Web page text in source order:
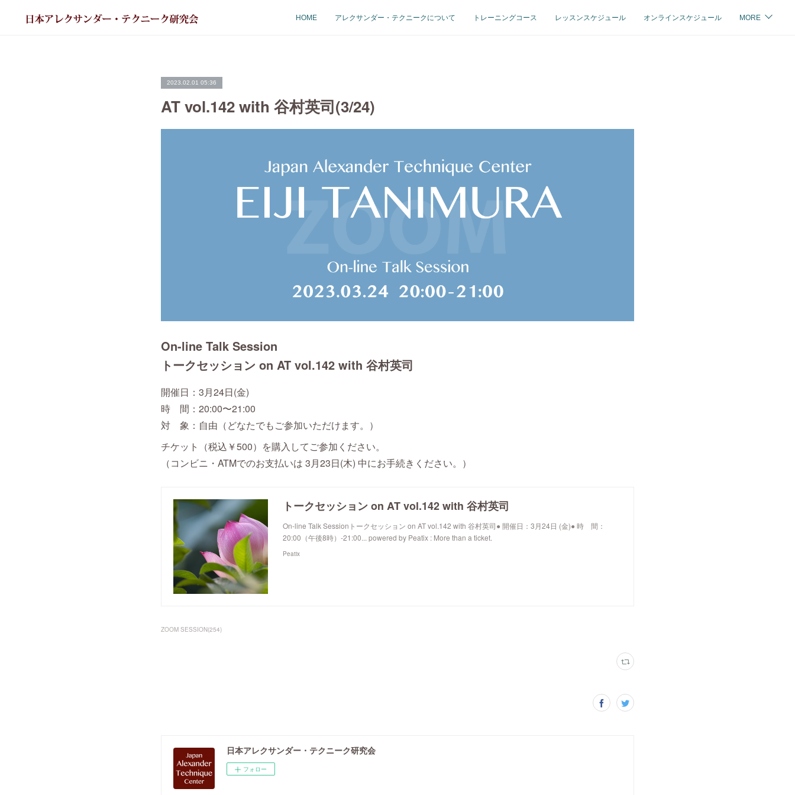
HOME アレクサンダー・テクニークについて トレーニングコース レッスンスケジュール オンラインスケジュール MORE
2023.02.01 05:36
AT vol.142 with 谷村英司(3/24)
On-line Talk Session
トークセッション on AT vol.142 with 谷村英司
開催日：3月24日(金)
時 間：20:00〜21:00
対 象：自由（どなたでもご参加いただけます。）
チケット（税込￥500）を購入してご参加ください。
（コンビニ・ATMでのお支払いは 3月23日(木) 中にお手続きください。）
トークセッション on AT vol.142 with 谷村英司
On-line Talk Sessionトークセッション on AT vol.142 with 谷村英司● 開催日：3月24日 (金)● 時 間：
20:00（午後8時）-21:00... powered by Peatix : More than a ticket.
Peatix
ZOOM SESSION(254)
日本アレクサンダー・テクニーク研究会
フォロー